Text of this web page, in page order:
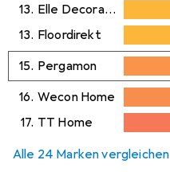
13. Elle Decoration
13. Floordirekt
15. Pergamon
6,2%
16. Wecon Home
6,4%
17. TT Home
Alle 24 Marken vergleichen